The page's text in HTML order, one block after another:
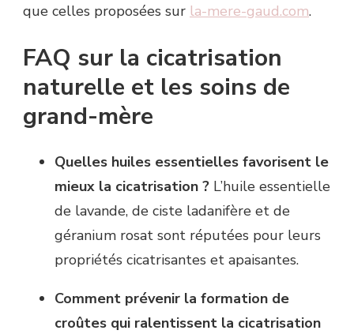
que celles proposées sur la-mere-gaud.com.
FAQ sur la cicatrisation
naturelle et les soins de
grand-mère
Quelles huiles essentielles favorisent le
mieux la cicatrisation ? L’huile essentielle
de lavande, de ciste ladanifère et de
géranium rosat sont réputées pour leurs
propriétés cicatrisantes et apaisantes.
Comment prévenir la formation de
croûtes qui ralentissent la cicatrisation